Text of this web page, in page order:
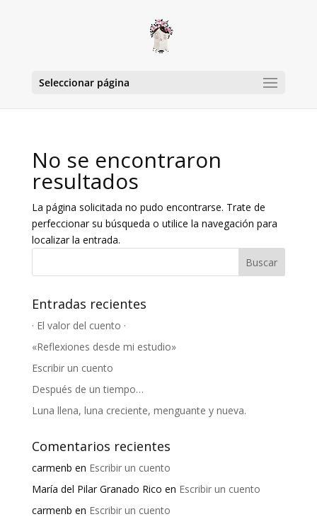
Seleccionar página
No se encontraron
resultados
La página solicitada no pudo encontrarse. Trate de
perfeccionar su búsqueda o utilice la navegación para
localizar la entrada.
Entradas recientes
· El valor del cuento ·
«Reflexiones desde mi estudio»
Escribir un cuento
Después de un tiempo…
Luna llena, luna creciente, menguante y nueva.
Comentarios recientes
carmenb en Escribir un cuento
María del Pilar Granado Rico en Escribir un cuento
carmenb en Escribir un cuento